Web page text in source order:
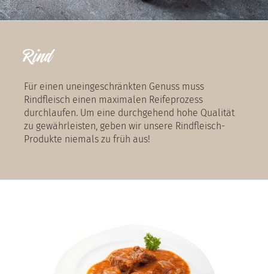
Rind
Für einen uneingeschränkten Genuss muss
Rindfleisch einen maximalen Reifeprozess
durchlaufen. Um eine durchgehend hohe Qualität
zu gewährleisten, geben wir unsere Rindfleisch-
Produkte niemals zu früh aus!